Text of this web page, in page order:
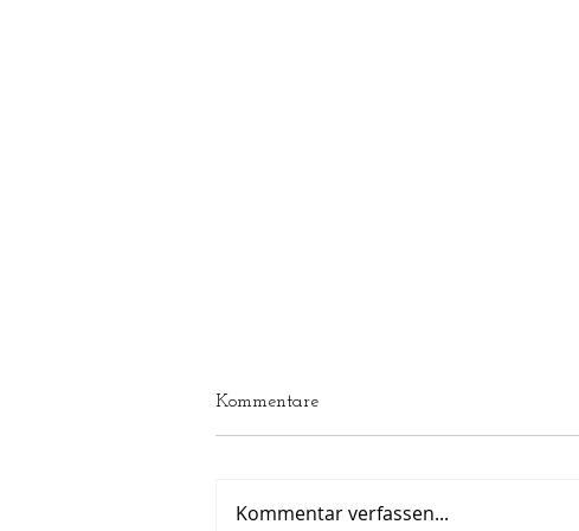
Kommentare
Kommentar verfassen...